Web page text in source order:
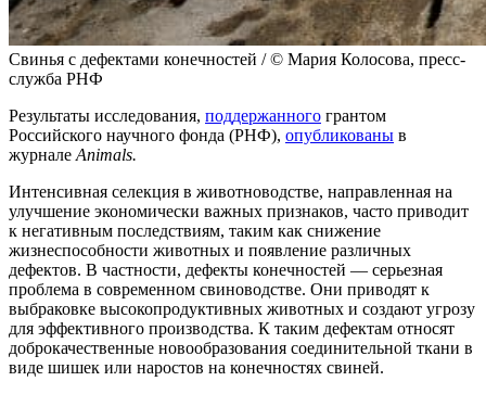
Свинья с дефектами конечностей / © Мария Колосова, пресс-
служба РНФ
Результаты исследования, поддержанного грантом
Российского научного фонда (РНФ), опубликованы в
журналеAnimals.
Интенсивная селекция в животноводстве, направленная на
улучшение экономически важных признаков, часто приводит
к негативным последствиям, таким как снижение
жизнеспособности животных и появление различных
дефектов. В частности, дефекты конечностей — серьезная
проблема в современном свиноводстве. Они приводят к
выбраковке высокопродуктивных животных и создают угрозу
для эффективного производства. К таким дефектам относят
доброкачественные новообразования соединительной ткани в
виде шишек или наростов на конечностях свиней.